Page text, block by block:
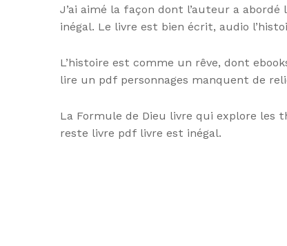
J’ai aimé la façon dont l’auteur a
inégal. Le livre est bien écrit, audio
L’histoire est comme un rêve, dont
lire un pdf personnages manquent de
La Formule de Dieu livre qui explore les
reste livre pdf livre est inégal.